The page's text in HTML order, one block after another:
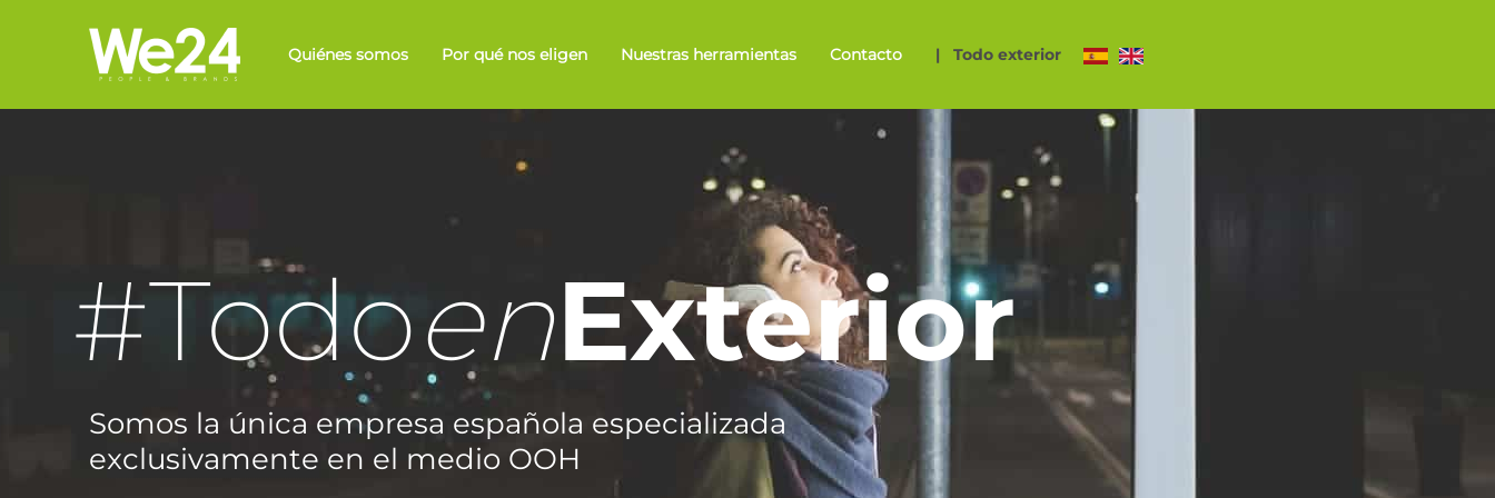
Quiénes somos Por qué nos eligen Nuestras herramientas Contacto | Todo exterior
#TodoenExterior
Somos la única empresa española especializada
exclusivamente en el medio OOH